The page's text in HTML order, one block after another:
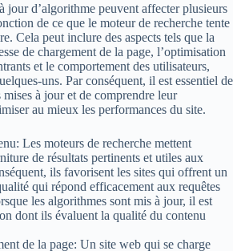
jour d’algorithme peuvent affecter plusieurs
de ce que le moteur de recherche tente
Cela peut inclure des aspects tels que la
de chargement de la page, l’optimisation
et le comportement des utilisateurs,
uns. Par conséquent, il est essentiel de
mises à jour et de comprendre leur
au mieux les performances du site.
Les moteurs de recherche mettent
de résultats pertinents et utiles aux
ils favorisent les sites qui offrent un
qui répond efficacement aux requêtes
les algorithmes sont mis à jour, il est
dont ils évaluent la qualité du contenu
de la page: Un site web qui se charge